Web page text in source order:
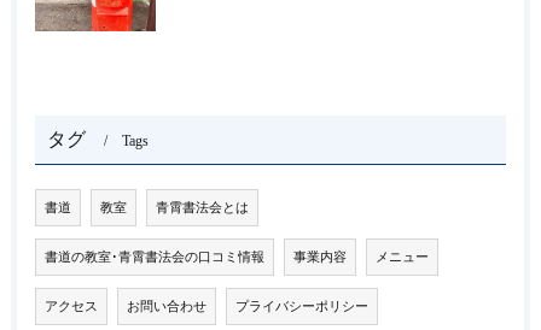
タグ Tags
書道 教室 青霄書法会とは
書道の教室･青霄書法会の口コミ情報 事業内容 メニュー
アクセス お問い合わせ プライバシーポリシー